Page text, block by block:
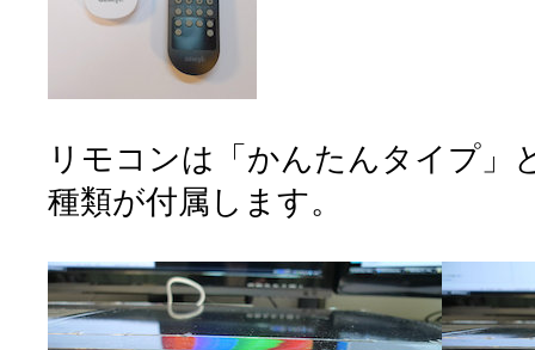
リモコンは「かんたんタイプ」
種類が付属します。